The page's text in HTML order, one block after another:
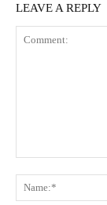
LEAVE A REPLY